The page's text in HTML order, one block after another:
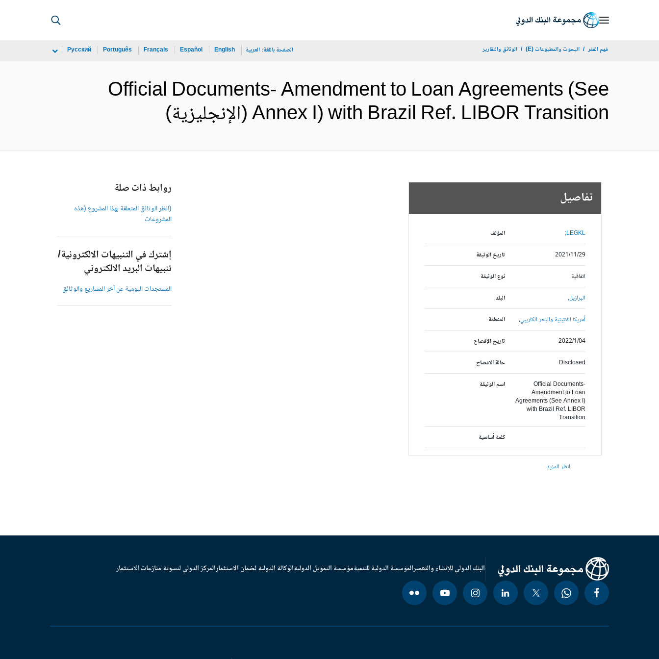
فهم الفقر البحوث والمطبوعات (E) الوثائق والتقارير الصفحة باللغة: العربية English
Español
Français
Português
Русский
Official Documents- Amendment to Loan Agreements (See
Annex I) with Brazil Ref. LIBOR Transition (الإنجليزية)
تفاصيل
المؤلف LEGKL;
تاريخ الوثيقة 2021/11/29
نوع الوثيقة اتفاقية
البلد البرازيل,
المنطقة أمريكا اللاتينية والبحر الكاريبي,
تاريخ الإفصاح 2022/1/04
حالة الافصاح Disclosed
اسم الوثيقة
Official Documents-
Amendment to Loan
Agreements (See Annex I)
with Brazil Ref. LIBOR
Transition
كلمة أساسية
انظر المزيد
روابط ذات صلة
(انظر الوثائق المتعلقة بهذا المشروع (هذه
المشروعات
إشترك في التنبيهات الالكترونية/
تنبيهات البريد الالكتروني
المستجدات اليومية عن آخر المشاريع والوثائق
البنك الدولي للإنشاء والتعميرالمؤسسة الدولية للتنميةمؤسسة التمويل الدوليةالوكالة الدولية لضمان الاستثمارالمركز الدولي لتسوية منازعات الاستثمار